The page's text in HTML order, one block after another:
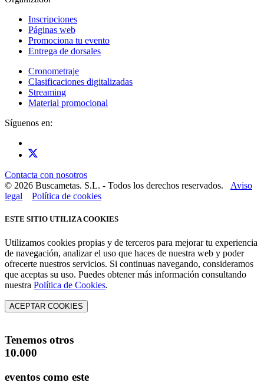
Inscripciones
Páginas web
Promociona tu evento
Entrega de dorsales
Cronometraje
Clasificaciones digitalizadas
Streaming
Material promocional
Síguenos en:
Contacta con nosotros
© 2026 Buscametas. S.L. - Todos los derechos reservados. Aviso
legal
Política de cookies
ESTE SITIO UTILIZA COOKIES
Utilizamos cookies propias y de terceros para mejorar tu experiencia
de navegación, analizar el uso que haces de nuestra web y poder
ofrecerte nuestros servicios. Si continuas navegando, consideramos
que aceptas su uso. Puedes obtener más información consultando
nuestra Política de Cookies.
ACEPTAR COOKIES
Tenemos otros
10.000
eventos como este